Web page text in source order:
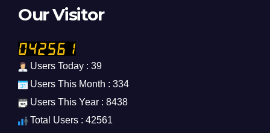
Our Visitor
Users Today : 39
Users This Month : 334
Users This Year : 8438
Total Users : 42561